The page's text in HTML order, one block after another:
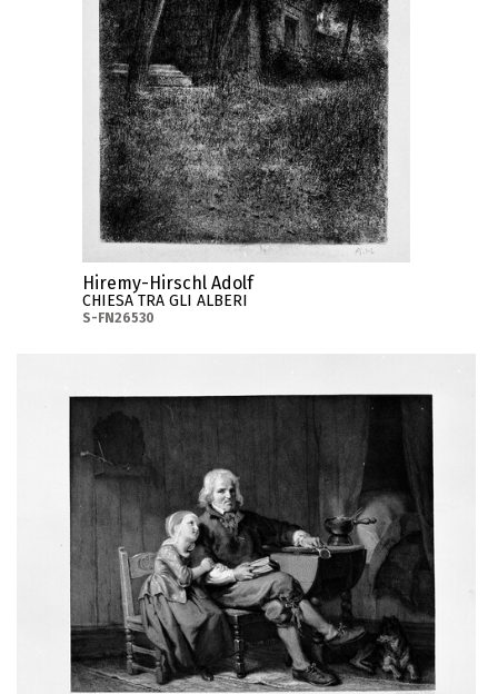
Hiremy-Hirschl Adolf
CHIESA TRA GLI ALBERI
S-FN26530